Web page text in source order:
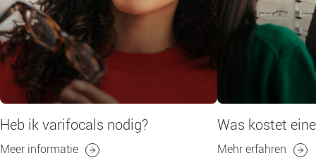
Heb ik varifocals nodig?
Meer informatie
Was kostet
Mehr erfahren